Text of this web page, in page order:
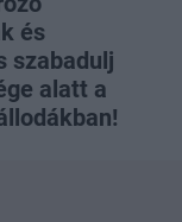
és
szabadulj
alatt a